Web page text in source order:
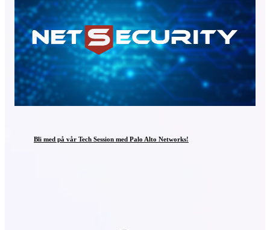
Bli med på vår Tech Session med Palo Alto Networks!